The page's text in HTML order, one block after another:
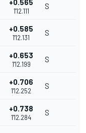
+0.565
1'12.111
S
+0.585
1'12.131
S
+0.653
1'12.199
S
+0.706
1'12.252
S
+0.738
1'12.284
S